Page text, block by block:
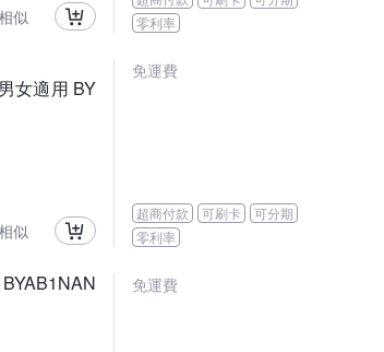
似
零利率
女適用 BY
似
免運費
超商付款 可刷卡
可分期
零利率
免運費